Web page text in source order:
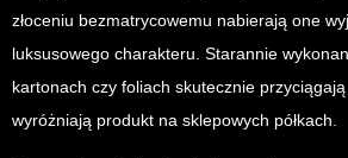
złoceniu bezmatrycowemu nabierają one
luksusowego charakteru. Starannie
kartonach czy foliach skutecznie
wyróżniają produkt na sklepowych półkach.